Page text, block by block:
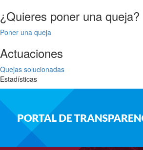
¿Quieres poner una queja?
Poner una queja
Actuaciones
Quejas solucionadas
Estadísticas